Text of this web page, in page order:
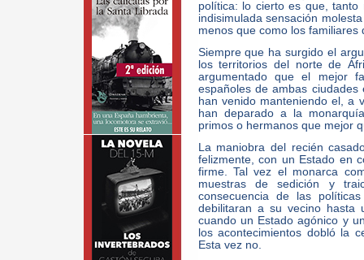
política: lo cierto es que, tanto
indisimulada sensación
menos que como los
Siempre que ha surgido el
los territorios del norte de
argumentado que el mejor
españoles de ambas
han venido manteniendo el, a
han deparado a la
primos o hermanos que mejor
La maniobra del recién
felizmente, con un Estado en
firme. Tal vez el monarca
muestras de sedición y
consecuencia de las
debilitaran a su vecino hasta
cuando un Estado agónico y
los acontecimientos dobló la
Esta vez no.